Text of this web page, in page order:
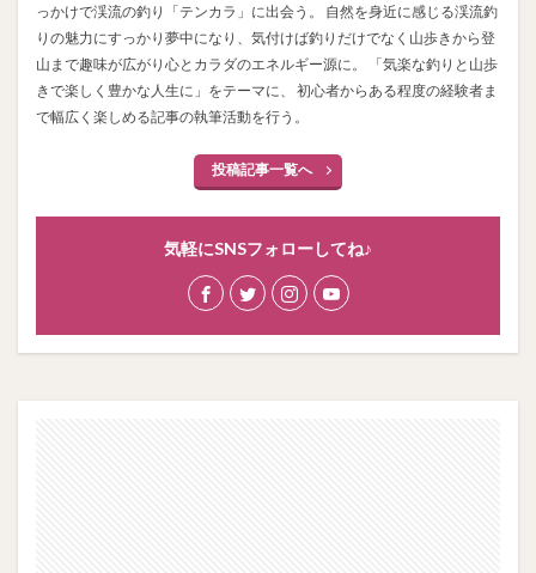
っかけで渓流の釣り「テンカラ」に出会う。 自然を身近に感じる渓流釣
りの魅力にすっかり夢中になり、気付けば釣りだけでなく山歩きから登
山まで趣味が広がり心とカラダのエネルギー源に。 「気楽な釣りと山歩
きで楽しく豊かな人生に」をテーマに、 初心者からある程度の経験者ま
で幅広く楽しめる記事の執筆活動を行う。
投稿記事一覧へ
気軽にSNSフォローしてね♪